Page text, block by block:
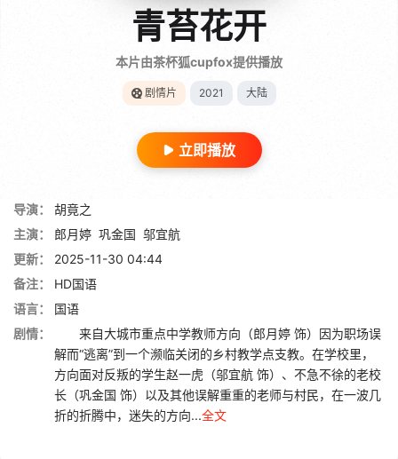
青苔花开
本片由茶杯狐cupfox提供播放
剧情片 2021 大陆
立即播放
导演：
胡竟之
主演：
郎月婷 巩金国 邬宜航
更新：
2025-11-30 04:44
备注：
HD国语
语言：
国语
剧情：
来自大城市重点中学教师方向（郎月婷 饰）因为职场误
解而“逃离”到一个濒临关闭的乡村教学点支教。在学校里，
方向面对反叛的学生赵一虎（邬宜航 饰）、不急不徐的老校
长（巩金国 饰）以及其他误解重重的老师与村民，在一波几
折的折腾中，迷失的方向...全文